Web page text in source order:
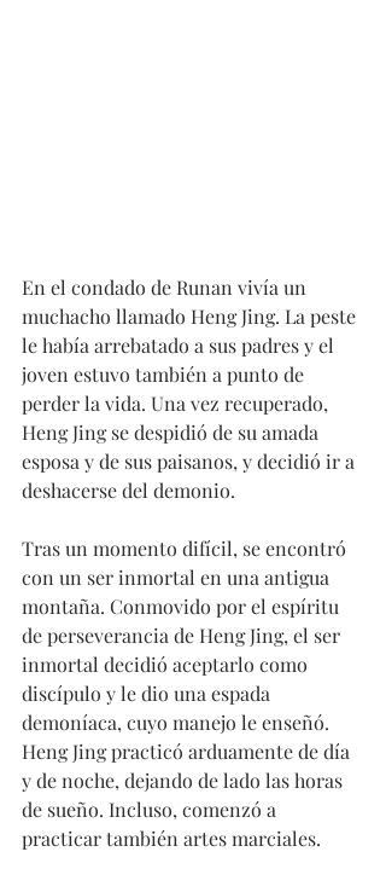
En el condado de Runan vivía un
muchacho llamado Heng Jing. La peste
le había arrebatado a sus padres y el
joven estuvo también a punto de
perder la vida. Una vez recuperado,
Heng Jing se despidió de su amada
esposa y de sus paisanos, y decidió ir a
deshacerse del demonio.
Tras un momento difícil, se encontró
con un ser inmortal en una antigua
montaña. Conmovido por el espíritu
de perseverancia de Heng Jing, el ser
inmortal decidió aceptarlo como
discípulo y le dio una espada
demoníaca, cuyo manejo le enseñó.
Heng Jing practicó arduamente de día
y de noche, dejando de lado las horas
de sueño. Incluso, comenzó a
practicar también artes marciales.